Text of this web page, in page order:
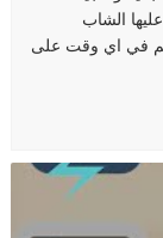
الشاب
في اي وقت على